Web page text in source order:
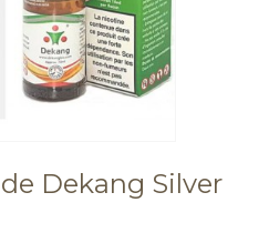
Dekang Silver